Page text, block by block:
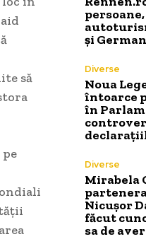
să
și
Diverse
Noua
întoarce
în
Diverse
Mirabela
Nicușor
făcut
sa de